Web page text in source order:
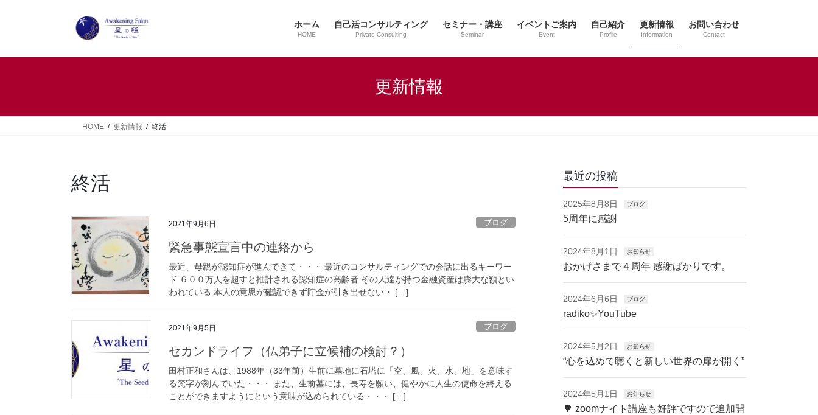
ホーム
HOME
自己活コンサルティング
Private Consulting
セミナー・講座
Seminar
イベントご案内
Event
自己紹介
Profile
更新情報
Information
お問い合わせ
Contact
更新情報
HOME 更新情報 終活
終活
2021年9月6日 ブログ
緊急事態宣言中の連絡から
最近、母親が認知症が進んできて・・・ 最近のコンサルティングでの会話に出るキーワー
ド ６００万人を超すと推計される認知症の高齢者 その人達が持つ金融資産は膨大な額とい
われている 本人の意思が確認できず貯金が引き出せない・ […]
2021年9月5日 ブログ
セカンドライフ（仏弟子に立候補の検討？）
田村正和さんは、1988年（33年前）生前に墓地に石塔に「空、風、火、水、地」を意味す
る梵字が刻んでいた・・・ また、生前墓には、長寿を願い、健やかに人生の使命を終える
ことができますようにという意味が込められている・・・ […]
最近の投稿
2025年8月8日 ブログ
5周年に感謝
2024年8月1日 お知らせ
おかげさまで４周年 感謝ばかりです。
2024年6月6日 ブログ
radiko✨YouTube
2024年5月2日 お知らせ
“心を込めて聴くと新しい世界の扉が開く”
2024年5月1日 お知らせ
🌳 zoomナイト講座も好評ですので追加開